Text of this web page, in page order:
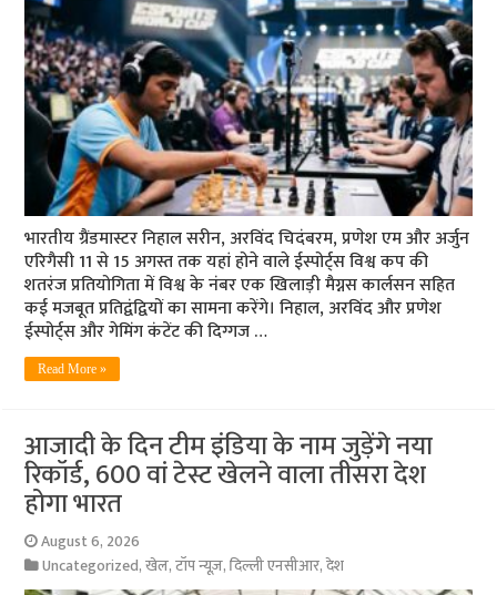
भारतीय ग्रैंडमास्टर निहाल सरीन, अरविंद चिदंबरम, प्रणेश एम और अर्जुन
एरिगैसी 11 से 15 अगस्त तक यहां होने वाले ईस्पोर्ट्स विश्व कप की
शतरंज प्रतियोगिता में विश्व के नंबर एक खिलाड़ी मैग्नस कार्लसन सहित
कई मजबूत प्रतिद्वंद्वियों का सामना करेंगे। निहाल, अरविंद और प्रणेश
ईस्पोर्ट्स और गेमिंग कंटेंट की दिग्गज …
Read More »
आजादी के दिन टीम इंडिया के नाम जुड़ेंगे नया
रिकॉर्ड, 600 वां टेस्ट खेलने वाला तीसरा देश
होगा भारत
August 6, 2026
Uncategorized,खेल,टॉप न्यूज़,दिल्ली एनसीआर,देश